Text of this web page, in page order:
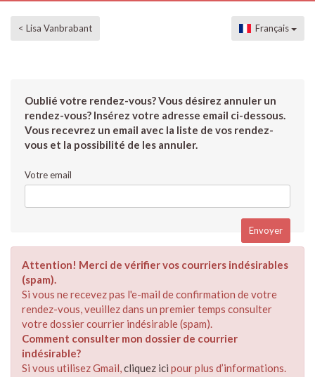
< Lisa Vanbrabant Français
Oublié votre rendez-vous? Vous désirez annuler un
rendez-vous? Insérez votre adresse email ci-dessous.
Vous recevrez un email avec la liste de vos rendez-
vous et la possibilité de les annuler.
Votre email
Attention! Merci de vérifier vos courriers indésirables
(spam).
Si vous ne recevez pas l'e-mail de confirmation de votre
rendez-vous, veuillez dans un premier temps consulter
votre dossier courrier indésirable (spam).
Comment consulter mon dossier de courrier
indésirable?
Si vous utilisez Gmail,cliquez ici pour plus d’informations.